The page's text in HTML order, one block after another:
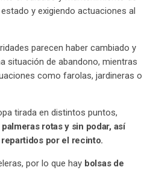
y exigiendo actuaciones al
parecen haber cambiado y
situación de abandono, mientras
como farolas, jardineras o
tirada en distintos puntos,
rotas y sin podar, así
por el recinto.
por lo que hay bolsas de